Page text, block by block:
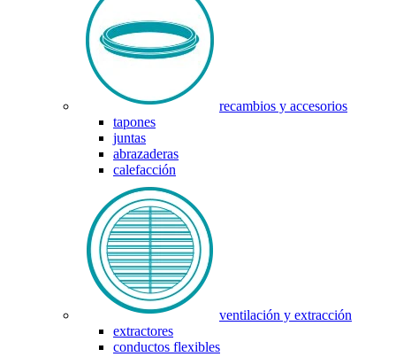
recambios y accesorios
tapones
juntas
abrazaderas
calefacción
ventilación y extracción
extractores
conductos flexibles